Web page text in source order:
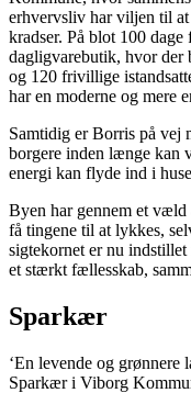
erhvervsliv har viljen til at
kradser. På blot 100
dagligvarebutik, hvor der
og 120 frivillige
har en moderne og mere
Samtidig er Borris på vej
borgere inden længe kan
energi kan flyde ind i
Byen har gennem et
få tingene til at lykkes,
sigtekornet er nu
et stærkt fællesskab,
Sparkær
‘En levende og
Sparkær i Viborg